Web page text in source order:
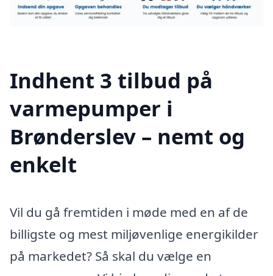
Indhent 3 tilbud på
varmepumper i
Brønderslev – nemt og
enkelt
Vil du gå fremtiden i møde med en af de
billigste og mest miljøvenlige energikilder
på markedet? Så skal du vælge en